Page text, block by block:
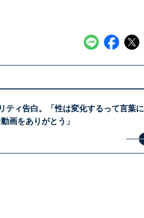
ティ告白。「性は変化するって言葉に
画をありがとう」